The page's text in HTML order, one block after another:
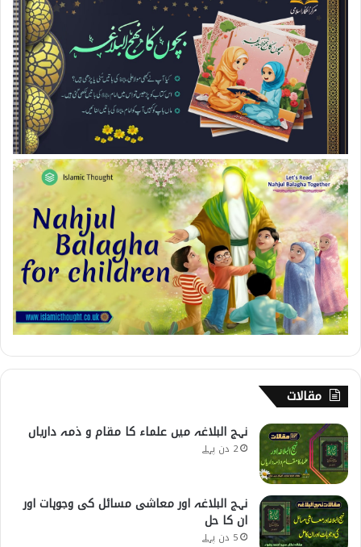
مقالات
نہج البلاغہ میں علماء کا مقام و ذمہ داریاں
2 دن پہلے
نہج البلاغہ اور معاشی مسائل کی وجوہات اور
ان کا حل
5 دن پہلے